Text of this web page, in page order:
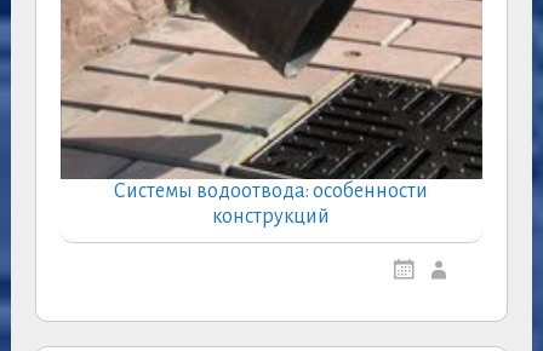
Системы водоотвода: особенности
конструкций